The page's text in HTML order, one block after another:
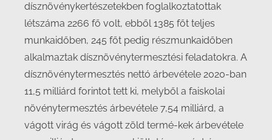
dísznövénykertészetekben foglalkoztatottak
létszáma 2266 fő volt, ebből 1385 főt teljes
munkaidőben, 245 főt pedig részmunkaidőben
alkalmaztak dísznövénytermesztési feladatokra. A
dísznövénytermesztés nettó árbevétele 2020-ban
11,5 milliárd forintot tett ki, melyből a faiskolai
növénytermesztés árbevétele 7,54 milliárd, a
vágott virág és vágott zöld termé-kek árbevétele